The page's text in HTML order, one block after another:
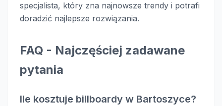
specjalista, który zna najnowsze trendy i potrafi
doradzić najlepsze rozwiązania.
FAQ - Najczęściej zadawane
pytania
Ile kosztuje billboardy w Bartoszyce?